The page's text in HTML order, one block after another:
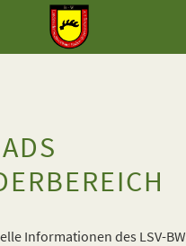
Informationen des LSV-